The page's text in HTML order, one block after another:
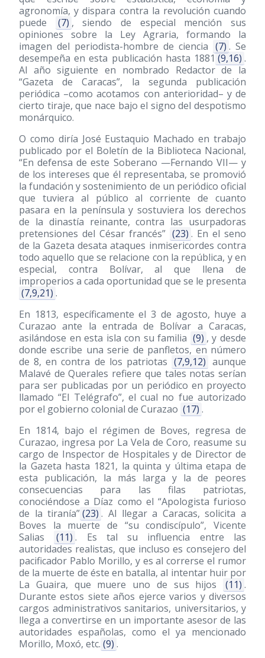
agronomía, y dispara contra la revolución cuando
puede
(7) , siendo de especial mención sus
opiniones sobre la Ley Agraria, formando la
imagen del periodista-hombre de ciencia (7) . Se
desempeña en esta publicación hasta 1881 (9,16) .
Al año siguiente en nombrado Redactor de la
“Gazeta de Caracas”, la segunda publicación
periódica –como acotamos con anterioridad– y de
cierto tiraje, que nace bajo el signo del despotismo
monárquico.
O como diría José Eustaquio Machado en trabajo
publicado por el Boletín de la Biblioteca Nacional,
“En defensa de este Soberano —Fernando VII— y
de los intereses que él representaba, se promovió
la fundación y sostenimiento de un periódico oficial
que tuviera al público al corriente de cuanto
pasara en la península y sostuviera los derechos
de la dinastía reinante, contra las usurpadoras
pretensiones del César francés” (23) . En el seno
de la Gazeta desata ataques inmisericordes contra
todo aquello que se relacione con la república, y en
especial, contra Bolívar, al que llena de
improperios a cada oportunidad que se le presenta
(7,9,21) .
En 1813, específicamente el 3 de agosto, huye a
Curazao ante la entrada de Bolívar a Caracas,
asilándose en esta isla con su familia (9) , y desde
donde escribe una serie de panfletos, en número
de 8, en contra de los patriotas (7,9,12) aunque
Malavé de Querales refiere que tales notas serían
para ser publicadas por un periódico en proyecto
llamado “El Telégrafo”, el cual no fue autorizado
por el gobierno colonial de Curazao (17) .
En 1814, bajo el régimen de Boves, regresa de
Curazao, ingresa por La Vela de Coro, reasume su
cargo de Inspector de Hospitales y de Director de
la Gazeta hasta 1821, la quinta y última etapa de
esta publicación, la más larga y la de peores
consecuencias para las filas patriotas,
conociéndose a Díaz como el “Apologista furioso
de la tiranía”(23) . Al llegar a Caracas, solicita a
Boves la muerte de “su condiscípulo”, Vicente
Salias
(11) . Es tal su influencia entre las
autoridades realistas, que incluso es consejero del
pacificador Pablo Morillo, y es al correrse el rumor
de la muerte de éste en batalla, al intentar huir por
La Guaira, que muere uno de sus hijos
(11) .
Durante estos siete años ejerce varios y diversos
cargos administrativos sanitarios, universitarios, y
llega a convertirse en un importante asesor de las
autoridades españolas, como el ya mencionado
Morillo, Moxó, etc. (9) .